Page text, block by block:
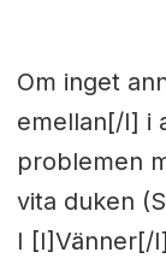
Om inget
emellan[/I] i
problemen
vita duken
I [I]Vänner[/